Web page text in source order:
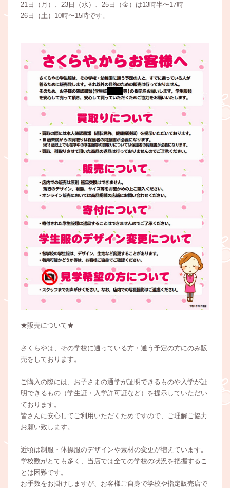
21日（月）、23日（水）、25日（金）は13時半〜17時
26日（土）10時〜15時です。
★販売について★
さくらやは、その学校に通っている方・通う予定の方にのみ販
売をしております。
ご購入の際には、お子さまの通学が証明できるものや入学が証
明できるもの（学生証・入学許可証など）を提示していただい
ております。
皆さんに安心してご利用いただくためですので、ご理解ご協力
お願い致します。
近頃は制服・体操服のデザインや素材の変更が増えています。
学校数がとても多く、当店では全ての学校の状況を把握するこ
とは困難です。
お手数をお掛けしますが、お客様ご自身で学校や指定販売店で